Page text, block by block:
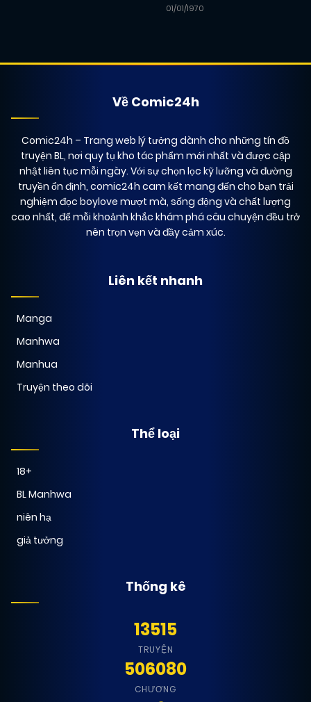
01/01/1970
Về Comic24h
Comic24h – Trang web lý tưởng dành cho những tín đồ
truyện BL, nơi quy tụ kho tác phẩm mới nhất và được cập
nhật liên tục mỗi ngày. Với sự chọn lọc kỹ lưỡng và đường
truyền ổn định, comic24h cam kết mang đến cho bạn trải
nghiệm đọc boylove mượt mà, sống động và chất lượng
cao nhất, để mỗi khoảnh khắc khám phá câu chuyện đều trở
nên trọn vẹn và đầy cảm xúc.
Liên kết nhanh
Manga
Manhwa
Manhua
Truyện theo dõi
Thể loại
18+
BL Manhwa
niên hạ
giả tưởng
Thống kê
13515
TRUYỆN
506080
CHƯƠNG